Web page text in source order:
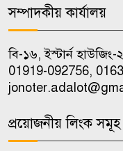
১০
সম্পাদকীয় কার্যালয়
বি-১৬, ইস্টার্ন
01919-092756,
প্রয়োজনীয় লিংক সমূহ